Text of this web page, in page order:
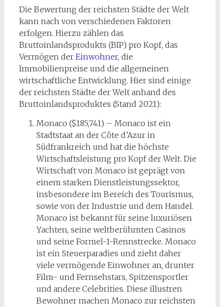
Die Bewertung der reichsten Städte der Welt
kann nach von verschiedenen Faktoren
erfolgen. Hierzu zählen das
Bruttoinlandsprodukts (BIP) pro Kopf, das
Vermögen der Einwohner, die
Immobilienpreise und die allgemeinen
wirtschaftliche Entwicklung. Hier sind einige
der reichsten Städte der Welt anhand des
Bruttoinlandsproduktes (Stand 2021):
Monaco ($185,741) – Monaco ist ein
Stadtstaat an der Côte d’Azur in
Südfrankreich und hat die höchste
Wirtschaftsleistung pro Kopf der Welt. Die
Wirtschaft von Monaco ist geprägt von
einem starken Dienstleistungssektor,
insbesondere im Bereich des Tourismus,
sowie von der Industrie und dem Handel.
Monaco ist bekannt für seine luxuriösen
Yachten, seine weltberühmten Casinos
und seine Formel-1-Rennstrecke. Monaco
ist ein Steuerparadies und zieht daher
viele vermögende Einwohner an, drunter
Film- und Fernsehstars, Spitzensportler
und andere Celebrities. Diese illustren
Bewohner machen Monaco zur reichsten